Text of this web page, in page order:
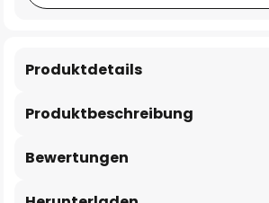
Produktbeschreibung
Produktdetails
Bewertungen